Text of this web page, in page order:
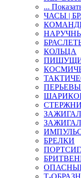
...
ЧАСЫ |
КОЛЬЦА
БРЕЛКИ
Т-